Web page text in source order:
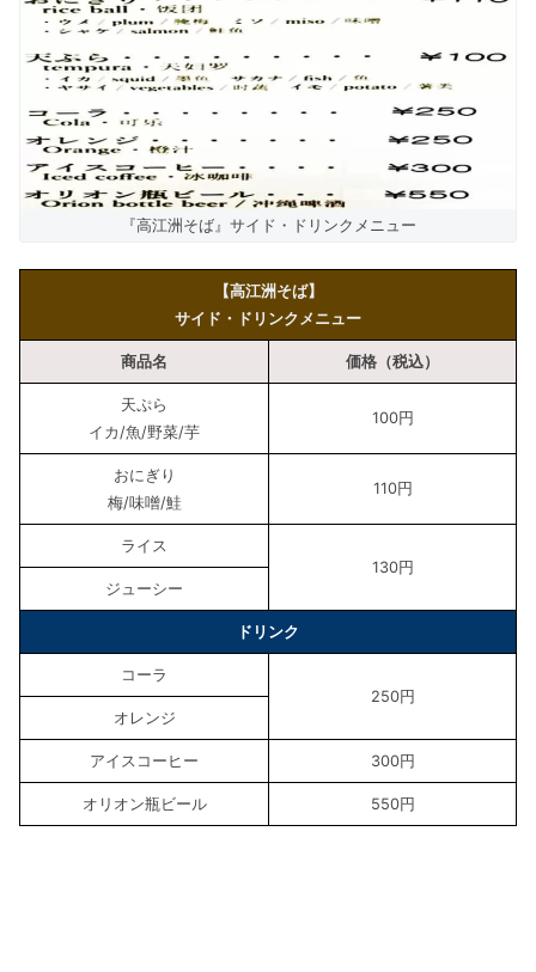
『高江洲そば』サイド・ドリンクメニュー
【高江洲そば】
サイド・ドリンクメニュー
商品名 価格（税込）
天ぷら
イカ/魚/野菜/芋
100円
おにぎり
梅/味噌/鮭
110円
ライス
130円
ジューシー
ドリンク
コーラ
250円
オレンジ
アイスコーヒー 300円
オリオン瓶ビール 550円